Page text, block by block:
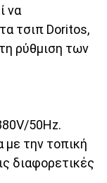
να
τσιπ Doritos,
ρύθμιση των
50Hz.
την τοπική
διαφορετικές